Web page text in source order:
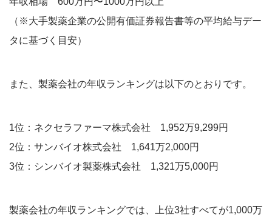
（※大手製薬企業の公開有価証券報告書等の平均給与デー
タに基づく目安）
また、製薬会社の年収ランキングは以下のとおりです。
1位：ネクセラファーマ株式会社 1,952万9,299円
2位：サンバイオ株式会社 1,641万2,000円
3位：シンバイオ製薬株式会社 1,321万5,000円
製薬会社の年収ランキングでは、上位3社すべてが1,000万